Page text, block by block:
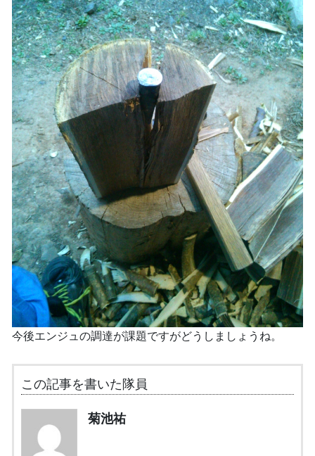
今後エンジュの調達が課題ですがどうしましょうね。
この記事を書いた隊員
菊池祐